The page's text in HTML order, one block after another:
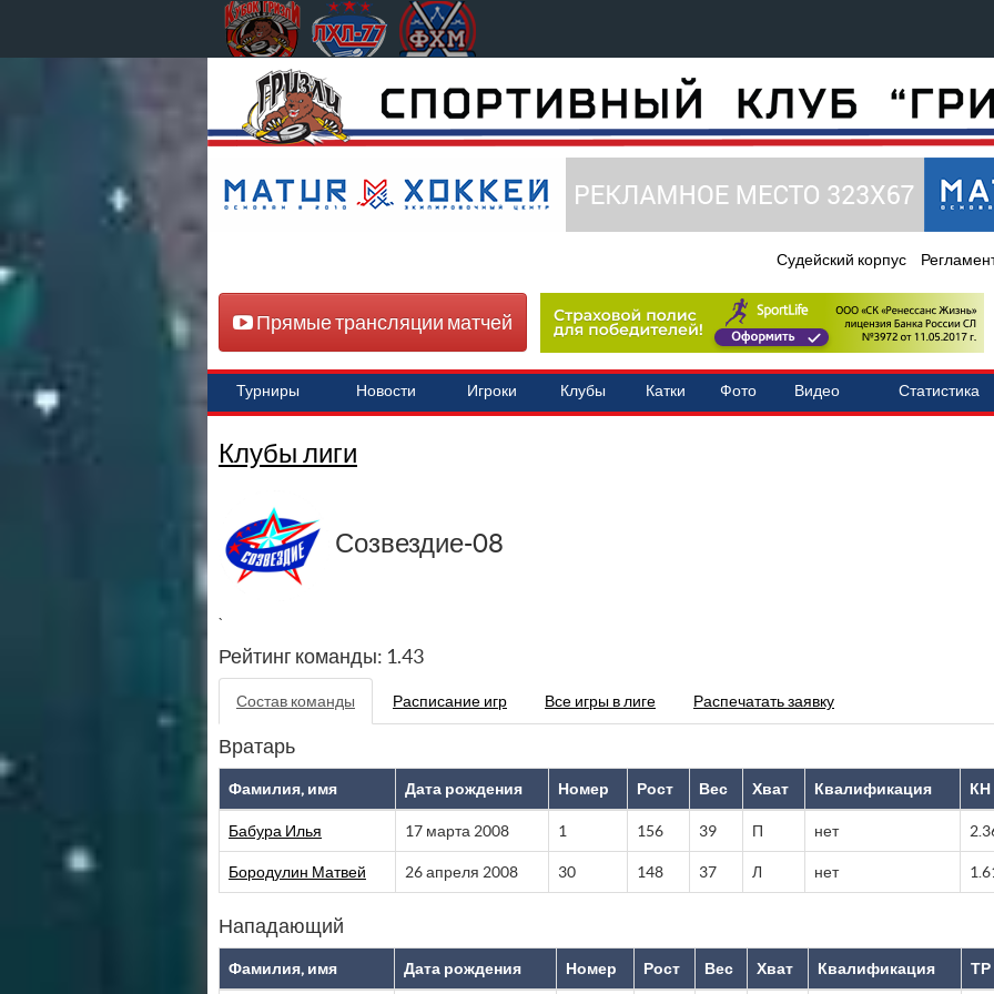
Судейский корпус
Прямые трансляции матчей
Турниры Новости Игроки Клубы Катки Фото Видео Статистика
Клубы лиги
Созвездие-08
`
Рейтинг команды: 1.43
Состав команды Расписание игр Все игры в лиге Распечатать заявку
Вратарь
Фамилия, имя Дата рождения Номер Рост Вес Хват Квалификация КН
Бабура Илья 17 марта 2008 1 156 39 П нет
Бородулин Матвей 26 апреля 2008 30 148 37 Л нет
Нападающий
Фамилия, имя Дата рождения Номер Рост Вес Хват Квалификация ТР